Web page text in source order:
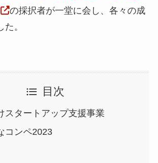
の採択者が一堂に会し、各々の成
。
目次
スタートアップ支援事業
コンペ2023